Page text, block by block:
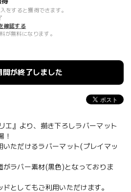
をすると獲得できます。
確認する
が無料になります。
間が終了しました
エ』より、描き下ろしラバーマット
！
ただけるラバーマット(プレイマッ
がラバー素材(黒色)となっておりま
としてもご利用いただけます。